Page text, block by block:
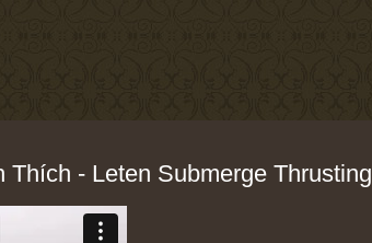
- Leten Submerge Thrusting